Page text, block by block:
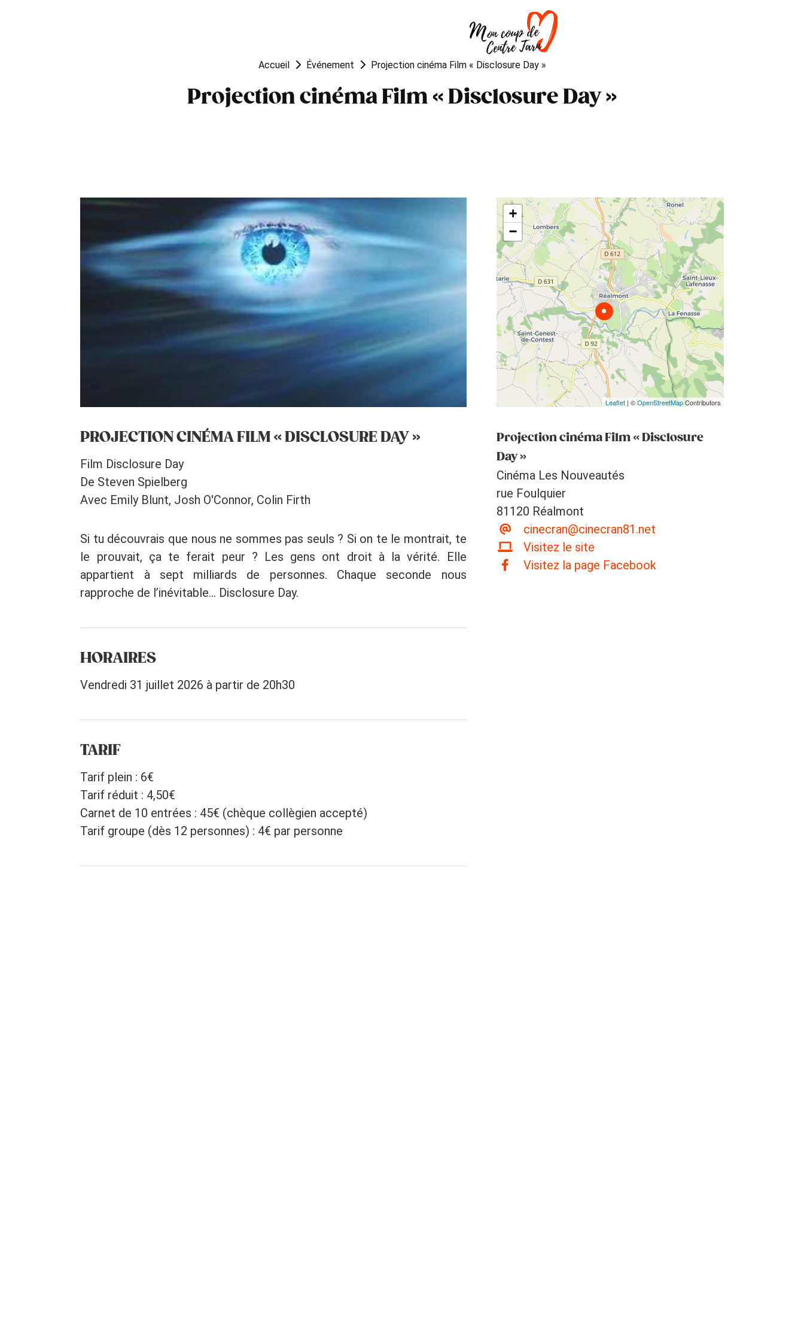
Accueil Événement Projection cinéma Film « Disclosure Day »
Projection cinéma Film « Disclosure Day »
PROJECTION CINÉMA FILM « DISCLOSURE DAY »
Film Disclosure Day
De Steven Spielberg
Avec Emily Blunt, Josh O'Connor, Colin Firth
Si tu découvrais que nous ne sommes pas seuls ? Si on te le montrait, te
le prouvait, ça te ferait peur ? Les gens ont droit à la vérité. Elle
appartient à sept milliards de personnes. Chaque seconde nous
rapproche de l’inévitable… Disclosure Day.
HORAIRES
Vendredi 31 juillet 2026 à partir de 20h30
TARIF
Tarif plein : 6€
Tarif réduit : 4,50€
Carnet de 10 entrées : 45€ (chèque collègien accepté)
Tarif groupe (dès 12 personnes) : 4€ par personne
+
−
Leaflet| ©OpenStreetMapContributors
Projection cinéma Film « Disclosure
Day »
Cinéma Les Nouveautés
rue Foulquier
81120 Réalmont
cinecran@cinecran81.net
Visitez le site
Visitez la page Facebook